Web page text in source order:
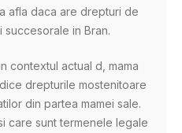
afla daca are drepturi de
in Bran.
contextul actual d, mama
drepturile mostenitoare
din partea mamei sale.
care sunt termenele legale